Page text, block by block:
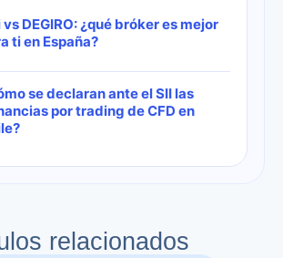
DEGIRO: ¿qué bróker es mejor
ti en España?
se declaran ante el SII las
por trading de CFD en
relacionados